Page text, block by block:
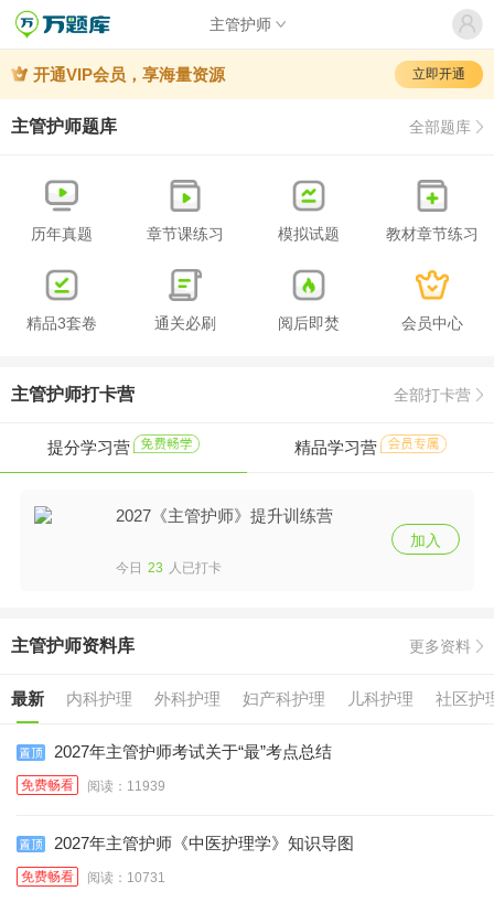
主管护师
开通VIP会员，享海量资源 立即开通
主管护师题库 全部题库
历年真题 章节课练习 模拟试题 教材章节练习
精品3套卷 通关必刷 阅后即焚 会员中心
主管护师打卡营 全部打卡营
提分学习营 精品学习营
2027《主管护师》提升训练营
今日 23 人已打卡
加入
主管护师资料库 更多资料
最新 内科护理 外科护理 妇产科护理 儿科护理 社区护
2027年主管护师考试关于“最”考点总结
免费畅看 阅读：11939
2027年主管护师《中医护理学》知识导图
免费畅看 阅读：10731